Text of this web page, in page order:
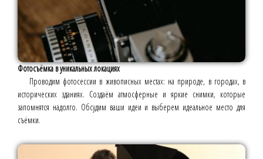
Фотосъёмка в уникальных локациях
Проводим фотосессии в живописных местах: на природе, в городах, в
исторических зданиях. Создаём атмосферные и яркие снимки, которые
запомнятся надолго. Обсудим ваши идеи и выберем идеальное место для
съёмки.